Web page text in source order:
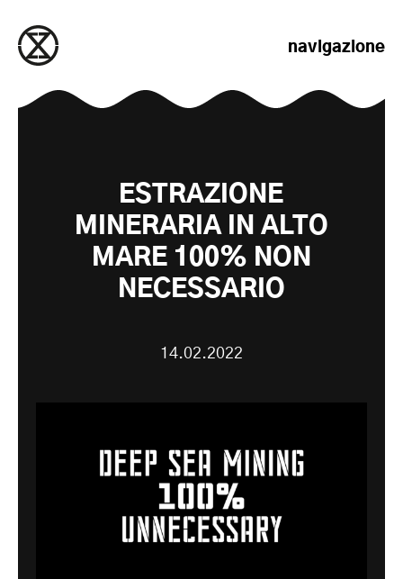
navigazione
ESTRAZIONE
MINERARIA IN ALTO
MARE 100% NON
NECESSARIO
14.02.2022